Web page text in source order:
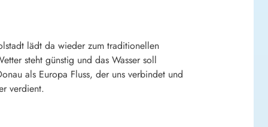
lädt da wieder zum traditionellen
steht günstig und das Wasser soll
als Europa Fluss, der uns verbindet und
verdient.